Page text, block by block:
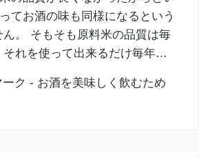
ってお酒の味も同様になるという
。 そもそも原料米の品質は毎
それを使って出来るだけ毎年…